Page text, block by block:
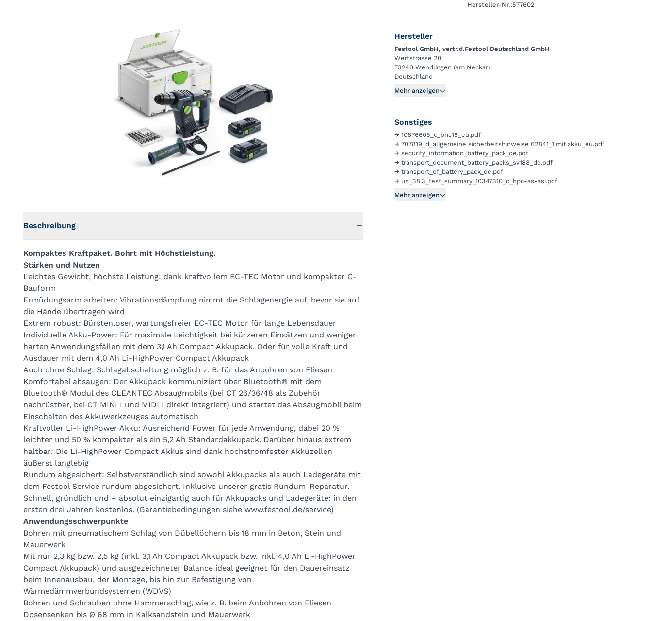
Hersteller-Nr.:577602
Hersteller
Festool GmbH, vertr.d.Festool Deutschland GmbH
Wertstrasse 20
73240 Wendlingen (am Neckar)
Deutschland
Mehr anzeigen
Sonstiges
→ 10676605_c_bhc18_eu.pdf
→ 707819_d_allgemeine sicherheitshinweise 62841_1 mit akku_eu.pdf
→ security_information_battery_pack_de.pdf
→ transport_document_battery_packs_sv188_de.pdf
→ transport_of_battery_pack_de.pdf
→ un_38.3_test_summary_10347310_c_hpc-as-asi.pdf
Mehr anzeigen
Beschreibung
Kompaktes Kraftpaket. Bohrt mit Höchstleistung.
Stärken und Nutzen
Leichtes Gewicht, höchste Leistung: dank kraftvollem EC-TEC Motor und kompakter C-
Bauform
Ermüdungsarm arbeiten: Vibrationsdämpfung nimmt die Schlagenergie auf, bevor sie auf
die Hände übertragen wird
Extrem robust: Bürstenloser, wartungsfreier EC-TEC Motor für lange Lebensdauer
Individuelle Akku-Power: Für maximale Leichtigkeit bei kürzeren Einsätzen und weniger
harten Anwendungsfällen mit dem 3,1 Ah Compact Akkupack. Oder für volle Kraft und
Ausdauer mit dem 4,0 Ah Li-HighPower Compact Akkupack
Auch ohne Schlag: Schlagabschaltung möglich z. B. für das Anbohren von Fliesen
Komfortabel absaugen: Der Akkupack kommuniziert über Bluetooth® mit dem
Bluetooth® Modul des CLEANTEC Absaugmobils (bei CT 26/36/48 als Zubehör
nachrüstbar, bei CT MINI I und MIDI I direkt integriert) und startet das Absaugmobil beim
Einschalten des Akkuwerkzeuges automatisch
Kraftvoller Li-HighPower Akku: Ausreichend Power für jede Anwendung, dabei 20 %
leichter und 50 % kompakter als ein 5,2 Ah Standardakkupack. Darüber hinaus extrem
haltbar: Die Li-HighPower Compact Akkus sind dank hochstromfester Akkuzellen
äußerst langlebig
Rundum abgesichert: Selbstverständlich sind sowohl Akkupacks als auch Ladegeräte mit
dem Festool Service rundum abgesichert. Inklusive unserer gratis Rundum-Reparatur.
Schnell, gründlich und – absolut einzigartig auch für Akkupacks und Ladegeräte: in den
ersten drei Jahren kostenlos. (Garantiebedingungen siehe www.festool.de/service)
Anwendungsschwerpunkte
Bohren mit pneumatischem Schlag von Dübellöchern bis 18 mm in Beton, Stein und
Mauerwerk
Mit nur 2,3 kg bzw. 2,5 kg (inkl. 3,1 Ah Compact Akkupack bzw. inkl. 4,0 Ah Li-HighPower
Compact Akkupack) und ausgezeichneter Balance ideal geeignet für den Dauereinsatz
beim Innenausbau, der Montage, bis hin zur Befestigung von
Wärmedämmverbundsystemen (WDVS)
Bohren und Schrauben ohne Hammerschlag, wie z. B. beim Anbohren von Fliesen
Dosensenken bis Ø 68 mm in Kalksandstein und Mauerwerk